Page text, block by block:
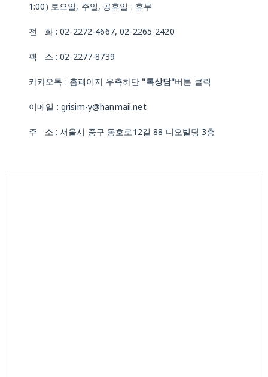
1:00) 토요일, 주일, 공휴일 : 휴무
전 화 : 02-2272-4667, 02-2265-2420
팩 스 : 02-2277-8739
카카오톡 : 홈페이지 우측하단 "톡상담"버튼 클릭
이메일 : grisim-y@hanmail.net
주 소 : 서울시 중구 동호로12길 88 디오빌딩 3층